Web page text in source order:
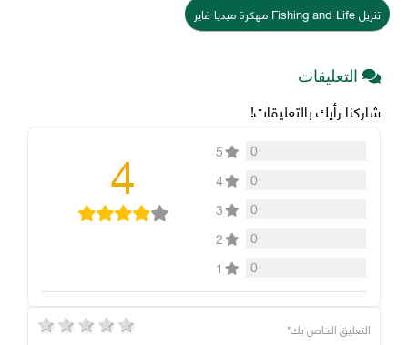
تنزيل Fishing and Life مهكرة ميديا فاير
التعليقات
شاركنا رأيك بالتعليقات!
0
5
0
4
0
3
0
2
0
1
4
5 stars 4 stars 3 stars 2 stars 1 star